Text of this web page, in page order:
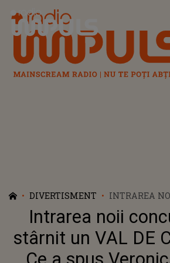
Radio Impuls
DIVERTISMENT
INTRAREA
STÂRNIT UN
CE A SPUS
ALINA A
COMPETIȚIA
RESTUL
Intrarea noii
stârnit un VAL DE